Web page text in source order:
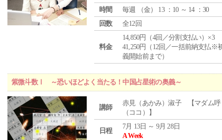
時間
毎週 （金） 13 ：10 ～ 14 ：30
回数
全12回
料金
14,850円（4回／分割支払い）×3
41,250円（12回／一括前納支払※
義開始前まで）
紫微斗数Ⅰ ～恐いほどよく当たる！中国占星術の奥義～
講師
赤見（あかみ）淑子 【マダム呼
（ココ）】
日程
7月 13日 ～ 9月 28日
A Week